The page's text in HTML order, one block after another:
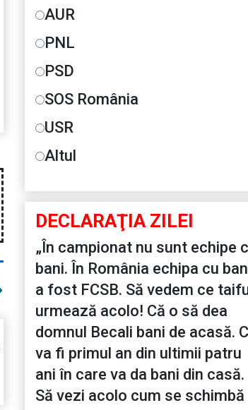
AUR
PNL
PSD
SOS România
USR
Altul
DECLARAŢIA ZILEI
„În campionat nu sunt echipe
bani. În România echipa cu
a fost FCSB. Să vedem ce
urmează acolo! Că o să dea
domnul Becali bani de acasă.
va fi primul an din ultimii patru
ani în care va da bani din casă.
Să vezi acolo cum se schimbă